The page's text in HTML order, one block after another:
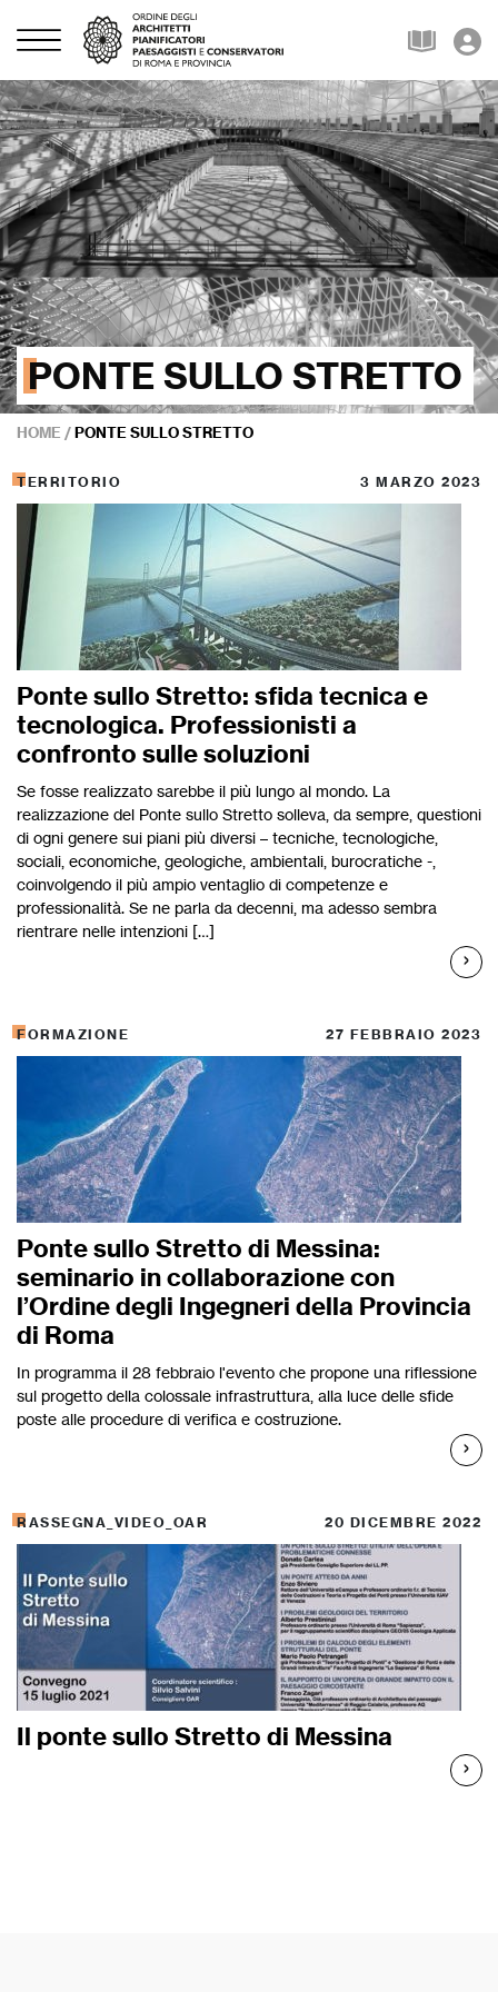
PONTE SULLO STRETTO
HOME /PONTE SULLO STRETTO
TERRITORIO 3 MARZO 2023
Ponte sullo Stretto: sfida tecnica e
tecnologica. Professionisti a
confronto sulle soluzioni
Se fosse realizzato sarebbe il più lungo al mondo. La
realizzazione del Ponte sullo Stretto solleva, da sempre, questioni
di ogni genere sui piani più diversi – tecniche, tecnologiche,
sociali, economiche, geologiche, ambientali, burocratiche -,
coinvolgendo il più ampio ventaglio di competenze e
professionalità. Se ne parla da decenni, ma adesso sembra
rientrare nelle intenzioni […]
FORMAZIONE 27 FEBBRAIO 2023
Ponte sullo Stretto di Messina:
seminario in collaborazione con
l’Ordine degli Ingegneri della Provincia
di Roma
In programma il 28 febbraio l'evento che propone una riflessione
sul progetto della colossale infrastruttura, alla luce delle sfide
poste alle procedure di verifica e costruzione.
RASSEGNA_VIDEO_OAR 20 DICEMBRE 2022
Il ponte sullo Stretto di Messina